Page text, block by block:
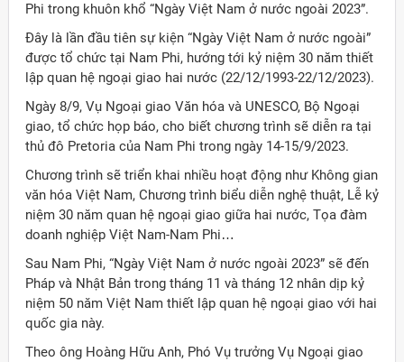
Phi trong khuôn khổ “Ngày Việt Nam ở nước ngoài 2023”.
Đây là lần đầu tiên sự kiện “Ngày Việt Nam ở nước ngoài”
được tổ chức tại Nam Phi, hướng tới kỷ niệm 30 năm thiết
lập quan hệ ngoại giao hai nước (22/12/1993-22/12/2023).
Ngày 8/9, Vụ Ngoại giao Văn hóa và UNESCO, Bộ Ngoại
giao, tổ chức họp báo, cho biết chương trình sẽ diễn ra tại
thủ đô Pretoria của Nam Phi trong ngày 14-15/9/2023.
Chương trình sẽ triển khai nhiều hoạt động như Không gian
văn hóa Việt Nam, Chương trình biểu diễn nghệ thuật, Lễ kỷ
niệm 30 năm quan hệ ngoại giao giữa hai nước, Tọa đàm
doanh nghiệp Việt Nam-Nam Phi…
Sau Nam Phi, “Ngày Việt Nam ở nước ngoài 2023” sẽ đến
Pháp và Nhật Bản trong tháng 11 và tháng 12 nhân dịp kỷ
niệm 50 năm Việt Nam thiết lập quan hệ ngoại giao với hai
quốc gia này.
Theo ông Hoàng Hữu Anh, Phó Vụ trưởng Vụ Ngoại giao